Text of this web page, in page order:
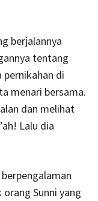
berjalannya
tentang
di
menari bersama.
dan melihat
Lalu dia
Sunni yang